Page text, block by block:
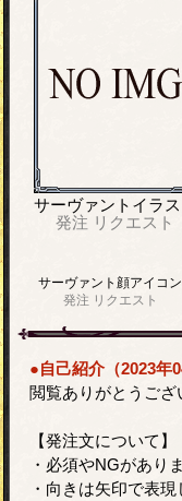
サーヴァントイラス
発注 リクエスト
サーヴァント顔アイコン
発注 リクエスト
●自己紹介（2023年
閲覧ありがとうござ
【発注文について】
・必須やNGがあり
・向きは矢印で表